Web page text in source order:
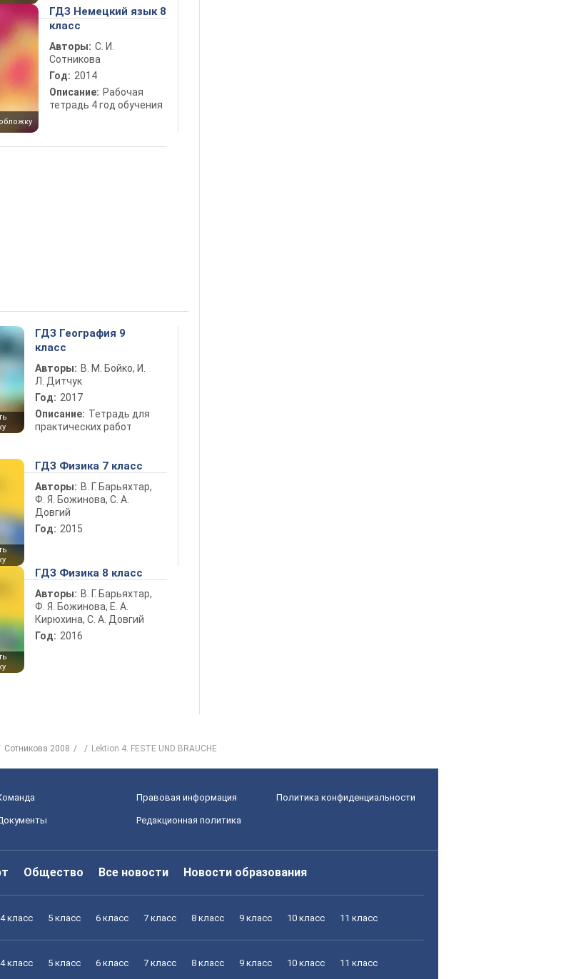
ГДЗ Немецкий язык 8
класс
Авторы: С. И.
Сотникова
Год: 2014
Описание: Рабочая
тетрадь 4 год обучения
ГДЗ География 9
класс
Авторы: В. М. Бойко, И.
Л. Дитчук
Год: 2017
Описание: Тетрадь для
практических работ
ГДЗ Физика 7 класс
Авторы: В. Г. Барьяхтар,
Ф. Я. Божинова, С. А.
Довгий
Год: 2015
ГДЗ Физика 8 класс
Авторы: В. Г. Барьяхтар,
Ф. Я. Божинова, Е. А.
Кирюхина, С. А. Довгий
Год: 2016
Сотникова 2008 Lektion 4. FESTE UND BRAUCHE
Правовая информация Политика конфиденциальности
Редакционная политика
Общество Все новости Новости образования
4 класс 5 класс 6 класс 7 класс 8 класс 9 класс 10 класс 11 класс
4 класс 5 класс 6 класс 7 класс 8 класс 9 класс 10 класс 11 класс